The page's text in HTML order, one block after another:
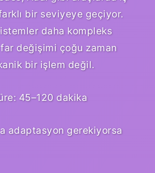
bir seviyeye geçiyor.
daha kompleks
değişimi çoğu zaman
bir işlem değil.
45–120 dakika
adaptasyon gerekiyorsa